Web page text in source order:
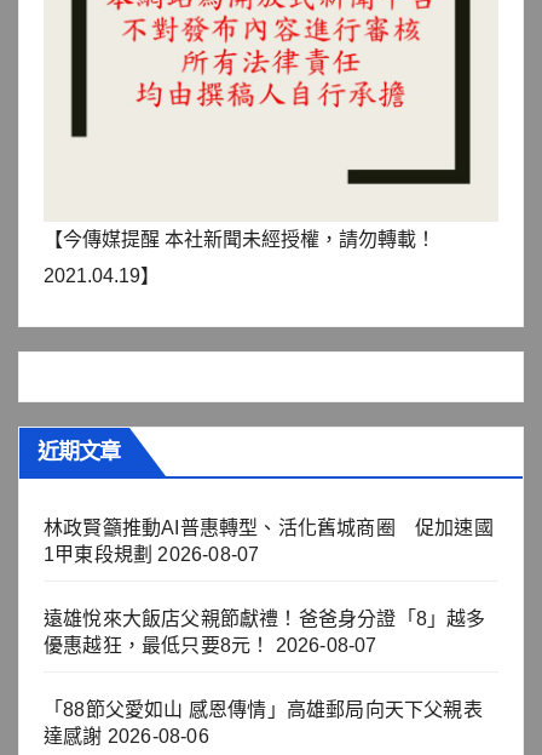
【今傳媒提醒 本社新聞未經授權，請勿轉載！
2021.04.19】
近期文章
林政賢籲推動AI普惠轉型、活化舊城商圈 促加速國
1甲東段規劃 2026-08-07
遠雄悅來大飯店父親節獻禮！爸爸身分證「8」越多
優惠越狂，最低只要8元！
2026-08-07
「88節父愛如山 感恩傳情」高雄郵局向天下父親表
達感謝 2026-08-06